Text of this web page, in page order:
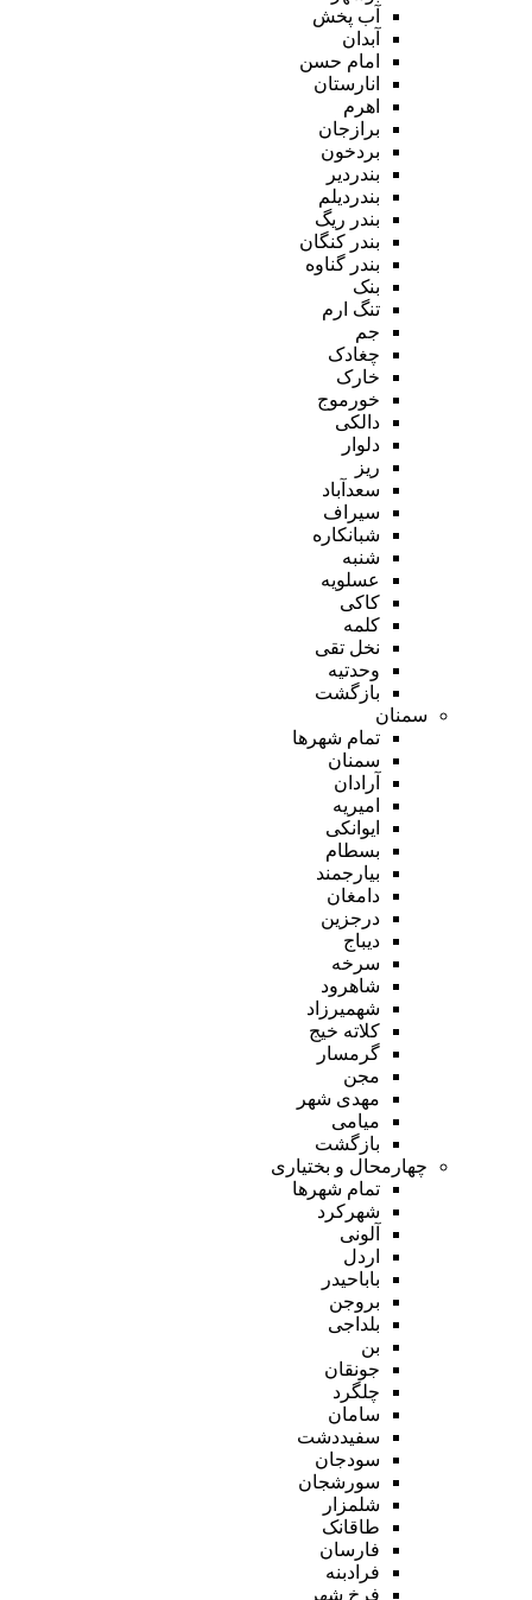
آب پخش
آبدان
امام حسن
انارستان
اهرم
برازجان
بردخون
بندردیر
بندردیلم
بندر ریگ
بندر کنگان
بندر گناوه
بنک
تنگ ارم
جم
چغادک
خارک
خورموج
دالکی
دلوار
ریز
سعدآباد
سیراف
شبانکاره
شنبه
عسلویه
کاکی
کلمه
نخل تقی
وحدتیه
بازگشت
سمنان
تمام شهر‌ها
سمنان
آرادان
امیریه
ایوانکی
بسطام
بیارجمند
دامغان
درجزین
دیباج
سرخه
شاهرود
شهمیرزاد
کلاته خیج
گرمسار
مجن
مهدی شهر
میامی
بازگشت
چهارمحال و بختیاری
تمام شهر‌ها
شهرکرد
آلونی
اردل
باباحیدر
بروجن
بلداجی
بن
جونقان
چلگرد
سامان
سفیددشت
سودجان
سورشجان
شلمزار
طاقانک
فارسان
فرادبنه
فرخ شهر